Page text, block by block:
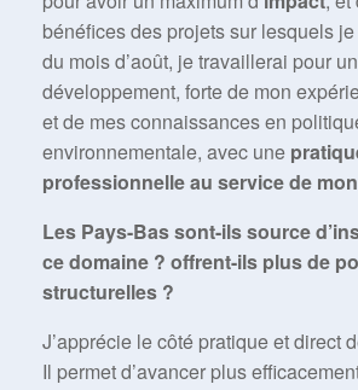
bénéfices des projets sur lesquels
du mois d’août, je travaillerai pour
développement, forte de mon
et de mes connaissances en
environnementale, avec une
professionnelle au service de
Les Pays-Bas sont-ils source
ce domaine ? offrent-ils plus de
structurelles ?
J’apprécie le côté pratique et direct
Il permet d’avancer plus